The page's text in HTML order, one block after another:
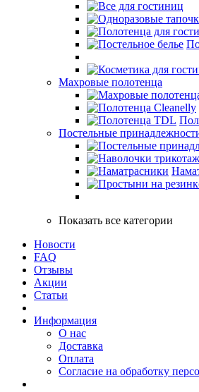
Махровые полотенца
Постельные
Показать все категории
Новости
FAQ
Отзывы
Акции
Статьи
Информация
О нас
Доставка
Оплата
Согласие на обработку